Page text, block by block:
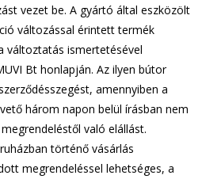
vezet be. A gyártó által eszközölt
változással érintett termék
változtatás ismertetésével
Bt honlapján. Az ilyen bútor
amennyiben a
három napon belül írásban nem
való elállást.
történő vásárlás
megrendeléssel lehetséges, a